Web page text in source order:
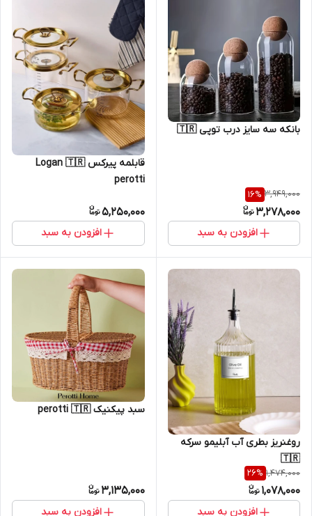
بانکه سه سایز درب توپی 🇹🇷
3,949,000
16%
3,278,000
افزودن به سبد
قابلمه پیرکس Logan 🇹🇷
perotti
5,250,000
افزودن به سبد
روغنریز بطری آب آبلیمو سرکه
🇹🇷
1,474,000
26%
1,078,000
افزودن به سبد
سبد پیکنیک perotti 🇹🇷
3,135,000
افزودن به سبد